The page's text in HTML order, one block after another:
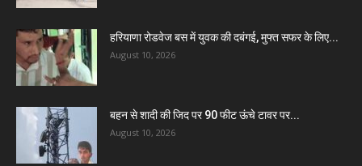
हरियाणा रोडवेज बस में युवक की दबंगई, मुफ्त सफर के लिए...
August 10, 2026
बहन से शादी की जिद पर 90 फीट ऊंचे टावर पर...
August 10, 2026